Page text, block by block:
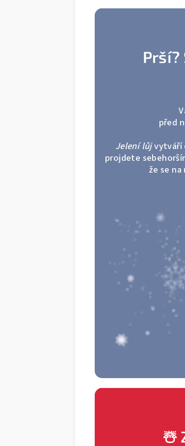
Prší?
před
Jelení lůjvytváří
projdete
že se na
☃️